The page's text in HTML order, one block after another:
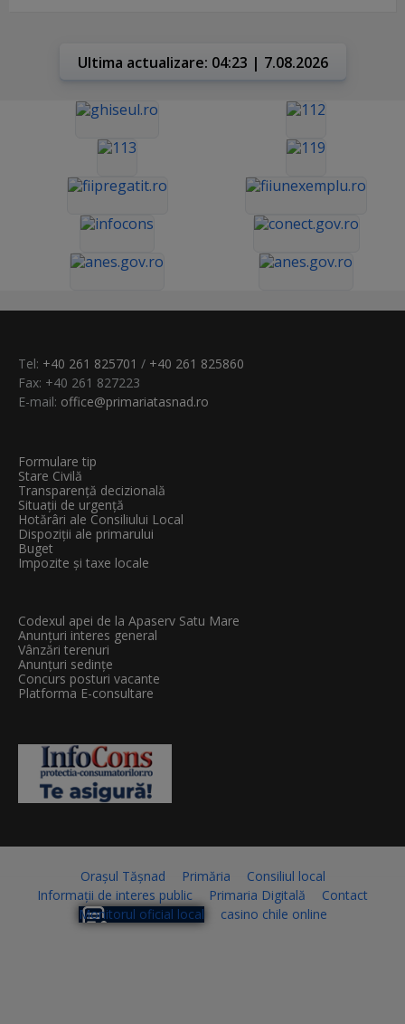
Ultima actualizare: 04:23 | 7.08.2026
Tel: +40 261 825701 / +40 261 825860
Fax: +40 261 827223
E-mail: office@primariatasnad.ro
Formulare tip
Stare Civilă
Transparenţă decizională
Situații de urgență
Hotărâri ale Consiliului Local
Dispoziții ale primarului
Buget
Impozite și taxe locale
Codexul apei de la Apaserv Satu Mare
Anunțuri interes general
Vânzări terenuri
Anunțuri sedințe
Concurs posturi vacante
Platforma E-consultare
Orașul Tășnad Primăria
Consiliul local
Informații de interes public
Primaria Digitală
Contact
Monitorul oficial local
casino chile online